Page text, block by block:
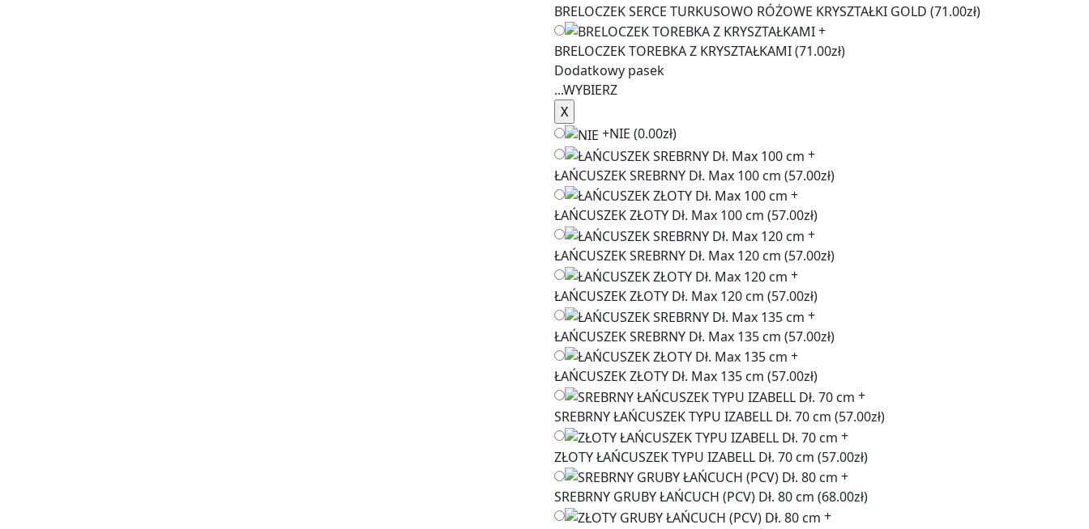
BRELOCZEK SERCE TURKUSOWO RÓŻOWE KRYSZTAŁKI GOLD (71.00zł)
+
BRELOCZEK TOREBKA Z KRYSZTAŁKAMI(71.00zł)
Dodatkowy pasek
...WYBIERZ
+NIE (0.00zł)
+
ŁAŃCUSZEK SREBRNY Dł. Max 100 cm (57.00zł)
+
ŁAŃCUSZEK ZŁOTY Dł. Max 100 cm (57.00zł)
+
ŁAŃCUSZEK SREBRNY Dł. Max 120 cm (57.00zł)
+
ŁAŃCUSZEK ZŁOTY Dł. Max 120 cm (57.00zł)
+
ŁAŃCUSZEK SREBRNY Dł. Max 135 cm (57.00zł)
+
ŁAŃCUSZEK ZŁOTY Dł. Max 135 cm (57.00zł)
+
SREBRNY ŁAŃCUSZEK TYPU IZABELL Dł. 70 cm (57.00zł)
+
ZŁOTY ŁAŃCUSZEK TYPU IZABELL Dł. 70 cm (57.00zł)
+
SREBRNY GRUBY ŁAŃCUCH (PCV) Dł. 80 cm (68.00zł)
+